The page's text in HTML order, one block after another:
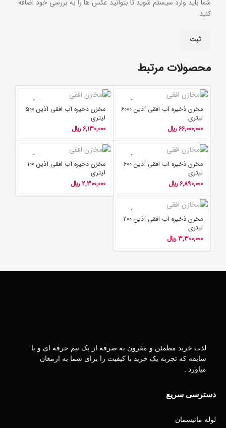
شما باید وارد سیستم شوید تا بتوانید عکس ها را به بررسی خود اضافه
کنید.
محصولات مرتبط
مخزن ذخیره آب افقی آذین 6000
لیتری
66,000,000 ﷼
مخزن ذخیره آب افقی آذین 500
لیتری
6,130,000 ﷼
مخزن ذخیره آب افقی آذین 600
لیتری
6,890,000 ﷼
مخزن ذخیره آب افقی آذین 100
لیتری
2,300,000 ﷼
مخزن ذخیره آب افقی آذین 200
لیتری
3,300,000 ﷼
لذت خرید مطمئن و مقرون به صرفه از یک تیم حرفه ای و با
سابقه که تجربه یک خرید با کیفیت را برای شما به ارمغان
میاورد .
دسترسی سریع
لوله مانیسمان